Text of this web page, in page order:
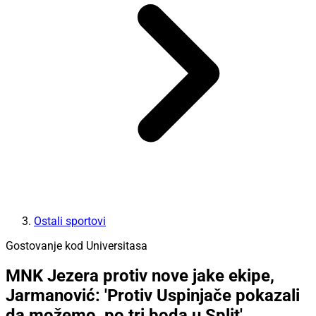
Ostali sportovi
Gostovanje kod Universitasa
MNK Jezera protiv nove jake ekipe,
Jarmanović: 'Protiv Uspinjače pokazali